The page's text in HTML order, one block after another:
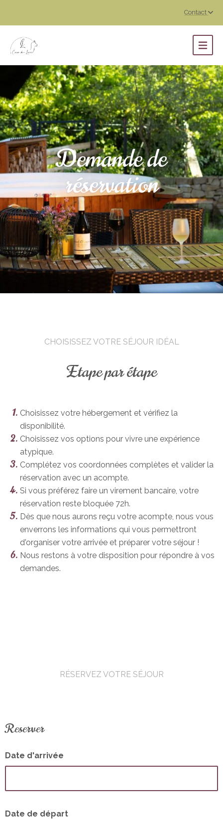
Contact
Demande de
réservation
CHOISISSEZ VOTRE SÉJOUR IDÉAL
Etape par étape
Choisissez votre hébergement et vérifiez la
disponibilité.
Choisissez vos options pour vivre une expérience
atypique.
Complétez vos coordonnées complètes et valider la
réservation avec un acompte.
Si vous préférez faire un virement bancaire, votre
réservation reste bloquée 72h.
Dès que nous aurons reçu votre acompte, nous vous
enverrons les informations qui vous permettront
d'organiser votre arrivée et préparer votre séjour !
Nous restons à votre disposition pour répondre à vos
demandes.
RÉSERVEZ VOTRE SÉJOUR
Reserver
Date d'arrivée
Date de départ